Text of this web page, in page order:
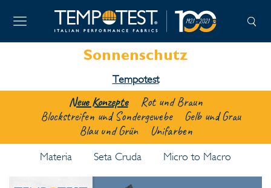
Sonnenschutz
Tempotest
Neue Konzepte
Rot und Braun
Blockstreifen und Sondergewebe
Gelb und Grau
Blau und Grün
Unifarben
Materia Seta Cruda Micro to Macro